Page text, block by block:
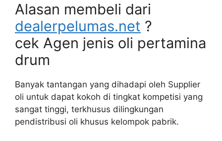
Alasan membeli dari
dealerpelumas.net ?
cek Agen jenis oli pertamina
drum
Banyak tantangan yang dihadapi oleh Supplier
oli untuk dapat kokoh di tingkat kompetisi yang
sangat tinggi, terkhusus dilingkungan
pendistribusi oli khusus kelompok pabrik.